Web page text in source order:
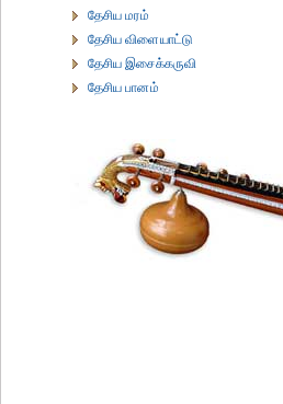
தேசிய மரம்
தேசிய விளையாட்டு
தேசிய இசைக்கருவி
தேசிய பானம்